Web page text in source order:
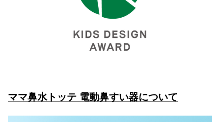
ママ鼻水トッテ 電動鼻すい器について